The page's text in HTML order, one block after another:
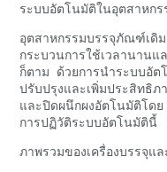
ระบบอัตโนมัติในอุตสาหก
อุตสาหกรรมบรรจุภัณฑ์เดิ
กระบวนการใช้เวลานาน
ก็ตาม ด้วยการนำระบบอั
ปรับปรุงและเพิ่มประสิทธิภ
และปิดผนึกผงอัตโนมัติโด
การปฏิวัติระบบอัตโนมัตินี้
ภาพรวมของเครื่องบรรจุแ